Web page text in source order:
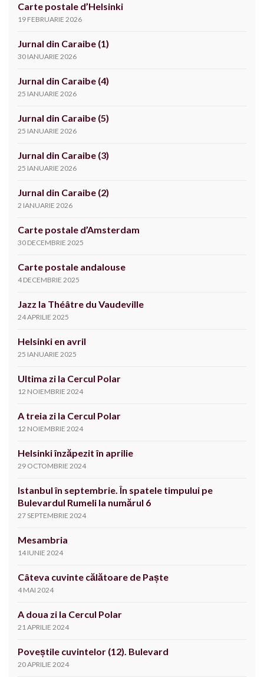
Carte postale d’Helsinki
19 FEBRUARIE 2026
Jurnal din Caraibe (1)
30 IANUARIE 2026
Jurnal din Caraibe (4)
25 IANUARIE 2026
Jurnal din Caraibe (5)
25 IANUARIE 2026
Jurnal din Caraibe (3)
25 IANUARIE 2026
Jurnal din Caraibe (2)
2 IANUARIE 2026
Carte postale d’Amsterdam
30 DECEMBRIE 2025
Carte postale andalouse
4 DECEMBRIE 2025
Jazz la Théâtre du Vaudeville
24 APRILIE 2025
Helsinki en avril
25 IANUARIE 2025
Ultima zi la Cercul Polar
12 NOIEMBRIE 2024
A treia zi la Cercul Polar
12 NOIEMBRIE 2024
Helsinki înzăpezit în aprilie
29 OCTOMBRIE 2024
Istanbul în septembrie. În spatele timpului pe
Bulevardul Rumeli la numărul 6
27 SEPTEMBRIE 2024
Mesambria
14 IUNIE 2024
Câteva cuvinte călătoare de Paște
4 MAI 2024
A doua zi la Cercul Polar
21 APRILIE 2024
Poveștile cuvintelor (12). Bulevard
20 APRILIE 2024